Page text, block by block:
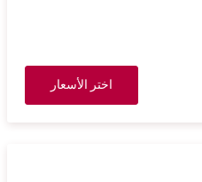
اختر الأسعار